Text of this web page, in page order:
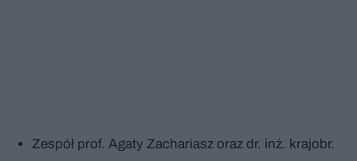
Zespół prof. Agaty Zachariasz oraz dr. inż. krajobr.